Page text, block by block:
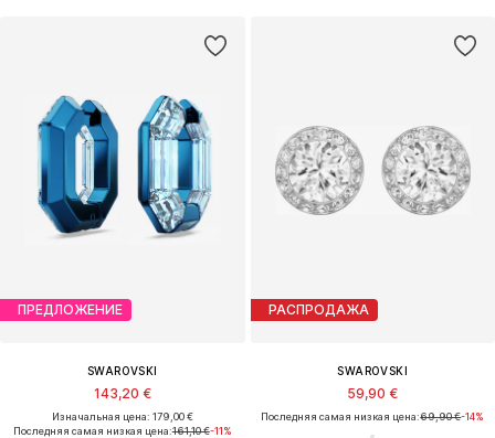
ПРЕДЛОЖЕНИЕ
SWAROVSKI
143,20 €
Изначальная цена: 179,00 €
Последняя самая низкая цена:161,10 €-11%
РАСПРОДАЖА
SWAROVSKI
59,90 €
Последняя самая низкая цена:69,90 €-14%